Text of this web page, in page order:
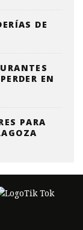
DE
EN
PARA